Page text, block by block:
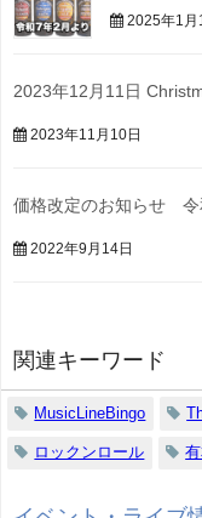
2025年1月
2023年12月11日
2023年11月10日
価格改定のお知らせ 令
2022年9月14日
関連キーワード
MusicLineBingo
ロックンロール